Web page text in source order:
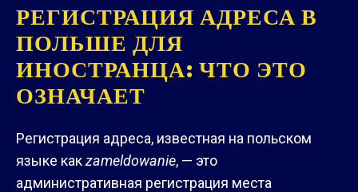
РЕГИСТРАЦИЯ АДРЕСА В
ПОЛЬШЕ ДЛЯ
ИНОСТРАНЦА: ЧТО ЭТО
ОЗНАЧАЕТ
Регистрация адреса, известная на польском
языке какzameldowanie, — это
административная регистрация места